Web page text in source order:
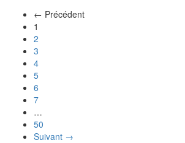
← Précédent
1
2
3
4
5
6
7
…
50
Suivant →